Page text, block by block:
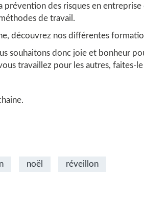
prévention des risques en
de travail.
découvrez nos différentes
souhaitons donc joie et bonheur
travaillez pour les autres, faites-
noël réveillon